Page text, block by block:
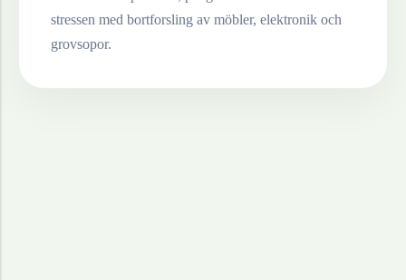
stressen med bortforsling av möbler, elektronik och
grovsopor.